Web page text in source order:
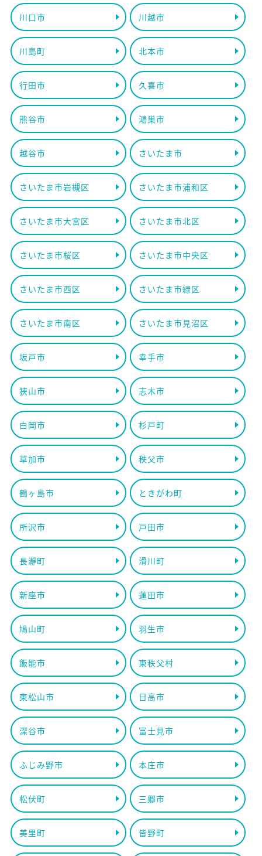
川口市 川越市
川島町 北本市
行田市 久喜市
熊谷市 鴻巣市
越谷市 さいたま市
さいたま市岩槻区 さいたま市浦和区
さいたま市大宮区 さいたま市北区
さいたま市桜区 さいたま市中央区
さいたま市西区 さいたま市緑区
さいたま市南区 さいたま市見沼区
坂戸市 幸手市
狭山市 志木市
白岡市 杉戸町
草加市 秩父市
鶴ヶ島市 ときがわ町
所沢市 戸田市
長瀞町 滑川町
新座市 蓮田市
鳩山町 羽生市
飯能市 東秩父村
東松山市 日高市
深谷市 富士見市
ふじみ野市 本庄市
松伏町 三郷市
美里町 皆野町